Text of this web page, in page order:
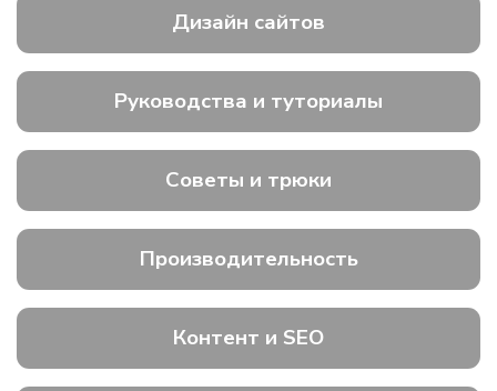
Дизайн сайтов
Руководства и туториалы
Советы и трюки
Производительность
Контент и SEO